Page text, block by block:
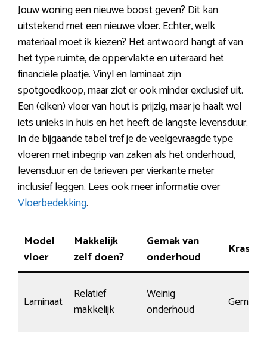
Jouw woning een nieuwe boost geven? Dit kan
uitstekend met een nieuwe vloer. Echter, welk
materiaal moet ik kiezen? Het antwoord hangt af van
het type ruimte, de oppervlakte en uiteraard het
financiële plaatje. Vinyl en laminaat zijn
spotgoedkoop, maar ziet er ook minder exclusief uit.
Een (eiken) vloer van hout is prijzig, maar je haalt wel
iets unieks in huis en het heeft de langste levensduur.
In de bijgaande tabel tref je de veelgevraagde type
vloeren met inbegrip van zaken als het onderhoud,
levensduur en de tarieven per vierkante meter
inclusief leggen. Lees ook meer informatie over
Vloerbedekking.
Model
vloer
Makkelijk
zelf doen?
Gemak van
onderhoud
Laminaat
Relatief
makkelijk
Weinig
onderhoud